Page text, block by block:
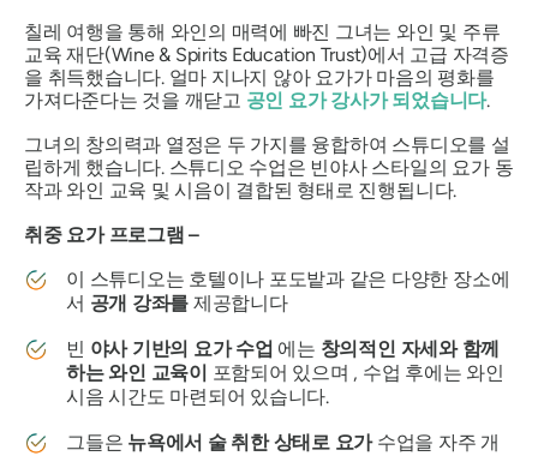
칠레 여행을 통해 와인의 매력에 빠진 그녀는 와인 및 주류
교육 재단(Wine & Spirits Education Trust)에서 고급 자격증
을 취득했습니다. 얼마 지나지 않아 요가가 마음의 평화를
가져다준다는 것을 깨닫고 공인 요가 강사가 되었습니다.
그녀의 창의력과 열정은 두 가지를 융합하여 스튜디오를 설
립하게 했습니다. 스튜디오 수업은 빈야사 스타일의 요가 동
작과 와인 교육 및 시음이 결합된 형태로 진행됩니다.
취중 요가 프로그램 –
이 스튜디오는 호텔이나 포도밭과 같은 다양한 장소에
서 공개 강좌를 제공합니다
빈 야사 기반의 요가 수업 에는 창의적인 자세와 함께
하는 와인 교육이 포함되어 있으며 , 수업 후에는 와인
시음 시간도 마련되어 있습니다.
그들은 뉴욕에서 술 취한 상태로 요가수업을 자주 개